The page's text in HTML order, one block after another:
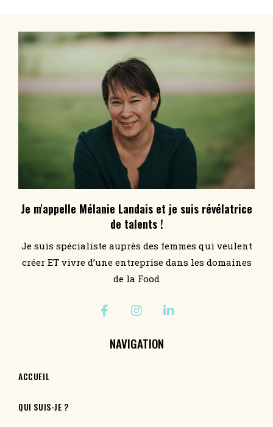
Je m'appelle Mélanie Landais et je suis révélatrice
de talents !
Je suis spécialiste auprès des femmes qui veulent
créer ET vivre d’une entreprise dans les domaines
de la Food
NAVIGATION
ACCUEIL
QUI SUIS-JE ?